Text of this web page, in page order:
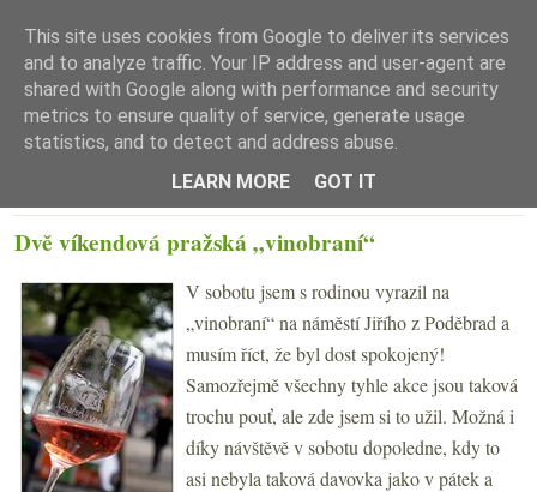
☰ Menu
Dvě víkendová pražská „vinobraní“
V sobotu jsem s rodinou vyrazil na
„vinobraní“ na náměstí Jiřího z Poděbrad a
musím říct, že byl dost spokojený!
Samozřejmě všechny tyhle akce jsou taková
trochu pouť, ale zde jsem si to užil. Možná i
díky návštěvě v sobotu dopoledne, kdy to
asi nebyla taková davovka jako v pátek a
This site uses cookies from Google to deliver its services
and to analyze traffic. Your IP address and user-agent are
shared with Google along with performance and security
metrics to ensure quality of service, generate usage
statistics, and to detect and address abuse.
LEARN MORE
GOT IT